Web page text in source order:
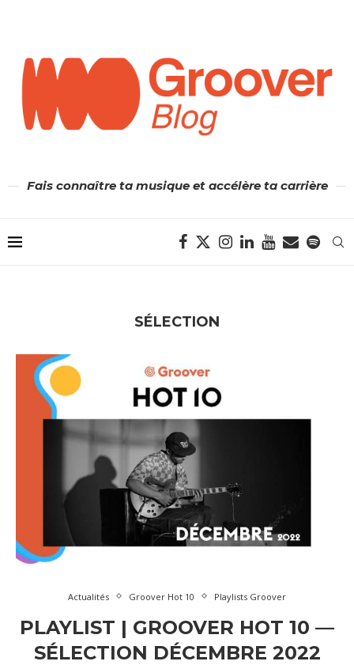
Fais connaître ta musique et accélère ta carrière
SÉLECTION
Actualités Groover Hot 10 Playlists Groover
PLAYLIST | GROOVER HOT 10 —
SÉLECTION DÉCEMBRE 2022